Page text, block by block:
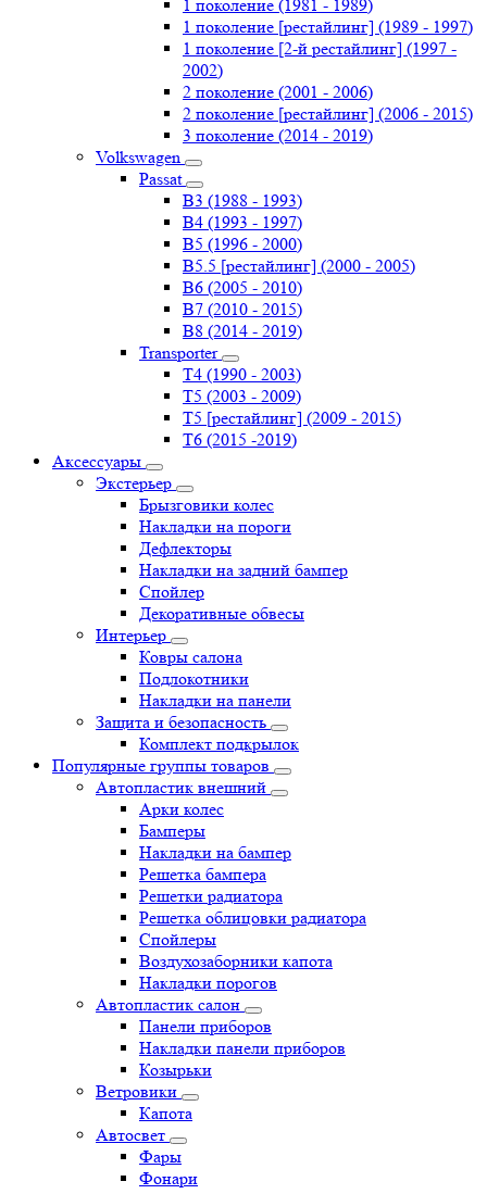
1 поколение (1981 - 1989)
1 поколение [рестайлинг] (1989 - 1997)
1 поколение [2-й рестайлинг] (1997 -
2002)
2 поколение (2001 - 2006)
2 поколение [рестайлинг] (2006 - 2015)
3 поколение (2014 - 2019)
Volkswagen
Passat
B3 (1988 - 1993)
B4 (1993 - 1997)
B5 (1996 - 2000)
B5.5 [рестайлинг] (2000 - 2005)
B6 (2005 - 2010)
B7 (2010 - 2015)
B8 (2014 - 2019)
Transporter
Т4 (1990 - 2003)
Т5 (2003 - 2009)
Т5 [рестайлинг] (2009 - 2015)
Т6 (2015 -2019)
Аксессуары
Экстерьер
Брызговики колес
Накладки на пороги
Дефлекторы
Накладки на задний бампер
Спойлер
Декоративные обвесы
Интерьер
Ковры салона
Подлокотники
Накладки на панели
Защита и безопасность
Комплект подкрылок
Популярные группы товаров
Автопластик внешний
Арки колес
Бамперы
Накладки на бампер
Решетка бампера
Решетки радиатора
Решетка облицовки радиатора
Спойлеры
Воздухозаборники капота
Накладки порогов
Автопластик салон
Панели приборов
Накладки панели приборов
Козырьки
Ветровики
Капота
Автосвет
Фары
Фонари